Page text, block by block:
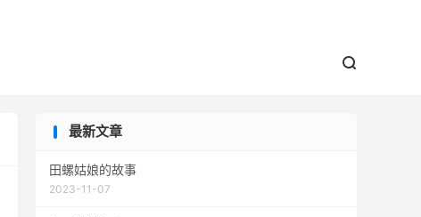

最新文章
田螺姑娘的故事
2023-11-07